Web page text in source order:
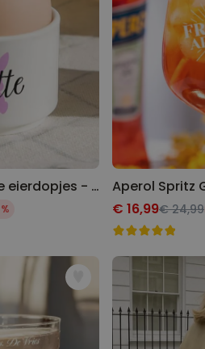
Personaliseerbare eierdopjes - set van 2 met naam en symbool
€ 16,99€ 24,99